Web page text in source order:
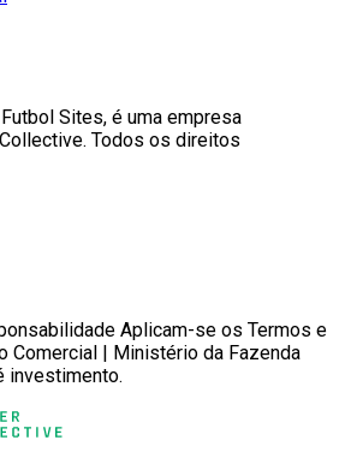
Sites, é uma empresa
Todos os direitos
Aplicam-se os Termos e
Comercial | Ministério da Fazenda
investimento.